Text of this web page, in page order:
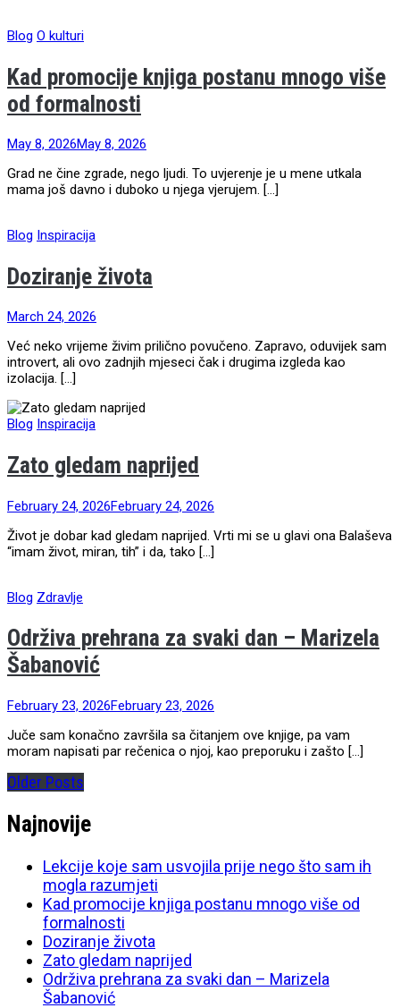
Blog O kulturi
Kad promocije knjiga postanu mnogo više
od formalnosti
May 8, 2026May 8, 2026
Grad ne čine zgrade, nego ljudi. To uvjerenje je u mene utkala
mama još davno i duboko u njega vjerujem. […]
Blog Inspiracija
Doziranje života
March 24, 2026
Već neko vrijeme živim prilično povučeno. Zapravo, oduvijek sam
introvert, ali ovo zadnjih mjeseci čak i drugima izgleda kao
izolacija. […]
Blog Inspiracija
Zato gledam naprijed
February 24, 2026February 24, 2026
Život je dobar kad gledam naprijed. Vrti mi se u glavi ona Balaševa
“imam život, miran, tih” i da, tako […]
Blog Zdravlje
Održiva prehrana za svaki dan – Marizela
Šabanović
February 23, 2026February 23, 2026
Juče sam konačno završila sa čitanjem ove knjige, pa vam
moram napisati par rečenica o njoj, kao preporuku i zašto […]
Older Posts
Najnovije
Lekcije koje sam usvojila prije nego što sam ih
mogla razumjeti
Kad promocije knjiga postanu mnogo više od
formalnosti
Doziranje života
Zato gledam naprijed
Održiva prehrana za svaki dan – Marizela
Šabanović